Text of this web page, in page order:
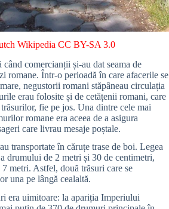
Wikipedia CC BY-SA 3.0
comercianții și-au dat seama de
romane. Într-o perioadă în care afacerile se
negustorii romani stăpâneau circulația
erau folosite și de cetățenii romani, care
fie pe jos. Una dintre cele mai
romane era aceea de a asigura
care livrau mesaje poștale.
transportate în căruțe trase de boi. Legea
drumului de 2 metri și 30 de centimetri,
metri. Astfel, două trăsuri care se
una pe lângă cealaltă.
era uimitoare: la apariția Imperiului